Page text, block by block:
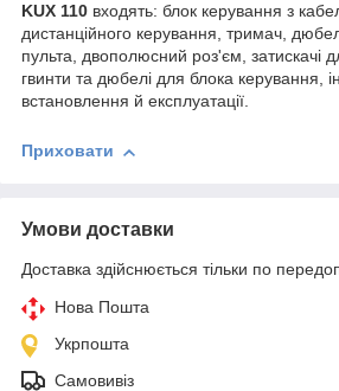
KUX 110 входять: блок керування з
дистанційного керування, тримач,
пульта, двополюсний роз'єм, затискачі
гвинти та дюбелі для блока керування,
встановлення й експлуатації.
Приховати
Умови доставки
Доставка здійснюється тільки по
Нова Пошта
Укрпошта
Самовивіз